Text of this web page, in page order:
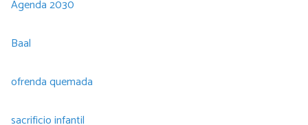
Agenda 2030
Baal
ofrenda quemada
sacrificio infantil